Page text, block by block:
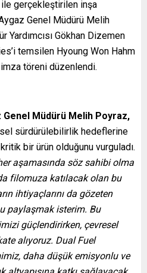
gerçekleştirilen inşa
Genel Müdürü Melih
Yardımcısı Gökhan Dizemen
temsilen Hyoung Won Hahm
imza töreni düzenlendi.
Müdürü Melih Poyraz,
sürdürülebilirlik hedeflerine
bir ürün olduğunu vurguladı.
aşamasında söz sahibi olma
filomuza katılacak olan bu
ihtiyaçlarını da gözeten
paylaşmak isterim. Bu
güçlendirirken, çevresel
alıyoruz. Dual Fuel
daha düşük emisyonlu ve